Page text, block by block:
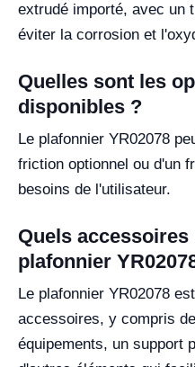
extrudé importé, avec un
éviter la corrosion et
Quelles sont les
disponibles ?
Le plafonnier YR02078
friction optionnel ou d'un
besoins de l'utilisateur.
Quels
plafonnier
Le plafonnier YR02078
accessoires, y compris
équipements, un support